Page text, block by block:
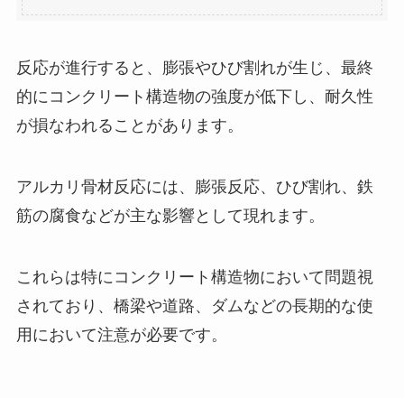
反応が進行すると、膨張やひび割れが生じ、最終
的にコンクリート構造物の強度が低下し、耐久性
が損なわれることがあります。
アルカリ骨材反応には、膨張反応、ひび割れ、鉄
筋の腐食などが主な影響として現れます。
これらは特にコンクリート構造物において問題視
されており、橋梁や道路、ダムなどの長期的な使
用において注意が必要です。